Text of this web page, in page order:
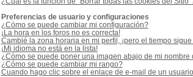
Preferencias de usuario y configuraciones
¿Cómo se puede cambiar mi configuración?
¡La hora en los foros no es correcta!
Cambié la zona horaria en mi perfil, ¡pero el tiempo
¡Mi idioma no está en la lista!
¿Cómo se puede poner una imagen abajo de mi nombre
¿Cómo se puede cambiar mi rango?
Cuando hago clic sobre el enlace de e-mail de un